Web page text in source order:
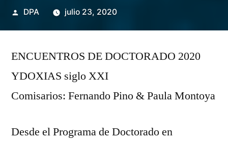
Publicado
DPA julio 23, 2020
ENCUENTROS DE DOCTORADO 2020
YDOXIAS siglo XXI
Comisarios: Fernando Pino & Paula Montoya
Desde el Programa de Doctorado en